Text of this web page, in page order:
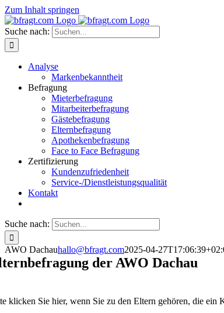
Zum Inhalt springen
Suche nach:
Analyse
Markenbekanntheit
Befragung
Mieterbefragung
Mitarbeiterbefragung
Gästebefragung
Elternbefragung
Apothekenbefragung
Face to Face Befragung
Zertifizierung
Kundenzufriedenheit
Service-/Dienstleistungsqualität
Kontakt
Suche nach:
AWO Dachauhallo@bfragt.com2025-04-
der AWO Dachau
klicken Sie hier, wenn Sie zu den Eltern gehören, die ein